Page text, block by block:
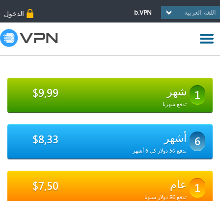
b.VPN الدخول
1 شهر $9,99
تدفع شهريا
6 أشهر $8,33
تدفع 50 دولار كل 6 أشهر
1 عام $7,50
تدفع 90 دولار سنويا